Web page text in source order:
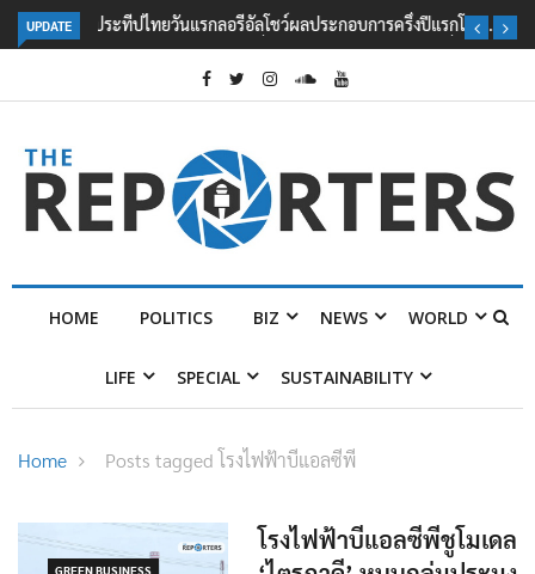
UPDATE
ลอรีอัลโชว์ผลประกอบการครึ่งปีแรกโต 6.5% กวาดรายได้ 2.3 หมื่นล้านยูโร
คว้าไลเซนส์ ‘กุชชี่’ 50 ปี พร้อมส่ง 4 แบรนด์ใหม่บุกตลาดไทย
POLITICS BIZ NEWS WORLD